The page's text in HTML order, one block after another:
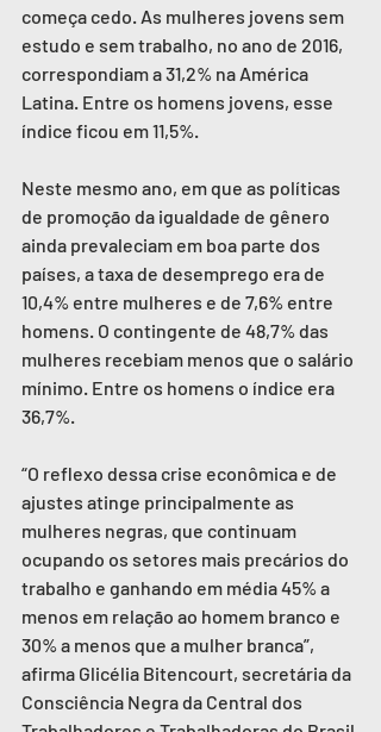
começa cedo. As mulheres jovens sem
estudo e sem trabalho, no ano de 2016,
correspondiam a 31,2% na América
Latina. Entre os homens jovens, esse
índice ficou em 11,5%.
Neste mesmo ano, em que as políticas
de promoção da igualdade de gênero
ainda prevaleciam em boa parte dos
países, a taxa de desemprego era de
10,4% entre mulheres e de 7,6% entre
homens. O contingente de 48,7% das
mulheres recebiam menos que o salário
mínimo. Entre os homens o índice era
36,7%.
“O reflexo dessa crise econômica e de
ajustes atinge principalmente as
mulheres negras, que continuam
ocupando os setores mais precários do
trabalho e ganhando em média 45% a
menos em relação ao homem branco e
30% a menos que a mulher branca”,
afirma Glicélia Bitencourt, secretária da
Consciência Negra da Central dos